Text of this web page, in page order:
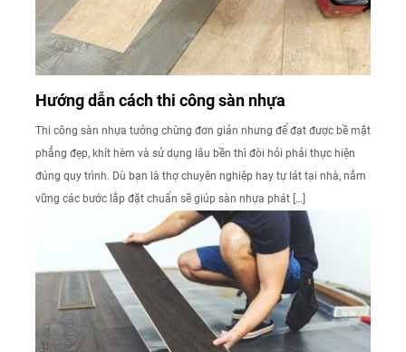
Hướng dẫn cách thi công sàn nhựa
Thi công sàn nhựa tưởng chừng đơn giản nhưng để đạt được bề mặt
phẳng đẹp, khít hèm và sử dụng lâu bền thì đòi hỏi phải thực hiện
đúng quy trình. Dù bạn là thợ chuyên nghiệp hay tự lát tại nhà, nắm
vững các bước lắp đặt chuẩn sẽ giúp sàn nhựa phát […]